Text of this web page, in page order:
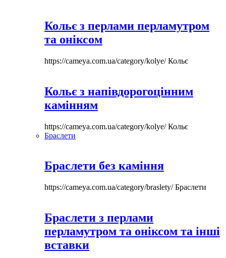
Кольє з перлами перламутром
та оніксом
https://cameya.com.ua/category/kolye/Кольє
Кольє з напівдорогоцінним
камінням
https://cameya.com.ua/category/kolye/Кольє
Браслети
Браслети без каміння
https://cameya.com.ua/category/braslety/Браслети
Браслети з перлами
перламутром та оніксом та інші
вставки